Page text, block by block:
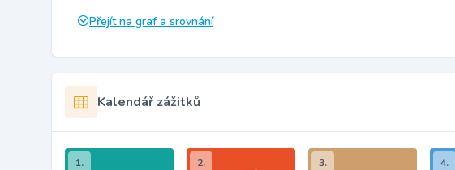
Přejít na graf a srovnání
Kalendář zážitků
1. 2. 3. 4.